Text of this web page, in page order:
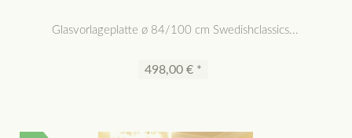
Glasvorlageplatte ø 84/100 cm Swedishclassics...
498,00 € *